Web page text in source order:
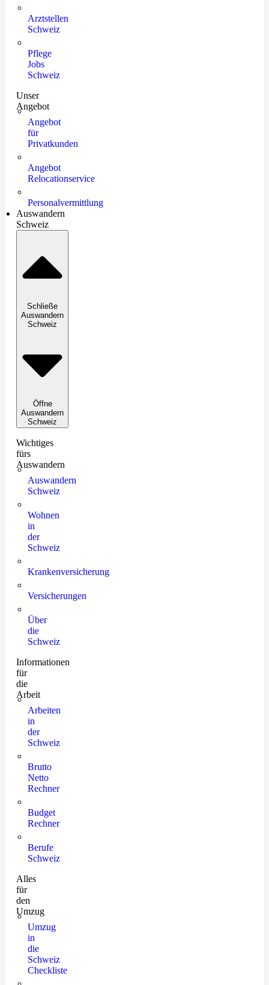
Arztstellen
Schweiz
Pflege
Jobs
Schweiz
Unser
Angebot
Angebot
für
Privatkunden
Angebot
Relocationservice
Personalvermittlung
Auswandern
Schweiz
Schließe
Auswandern
Schweiz
Öffne
Auswandern
Schweiz
Wichtiges
fürs
Auswandern
Auswandern
Schweiz
Wohnen
in
der
Schweiz
Krankenversicherung
Versicherungen
Über
die
Schweiz
Informationen
für
die
Arbeit
Arbeiten
in
der
Schweiz
Brutto
Netto
Rechner
Budget
Rechner
Berufe
Schweiz
Alles
für
den
Umzug
Umzug
in
die
Schweiz
Checkliste